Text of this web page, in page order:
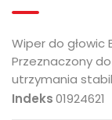
Wiper do głowic
Przeznaczony
utrzymania
Indeks01924621